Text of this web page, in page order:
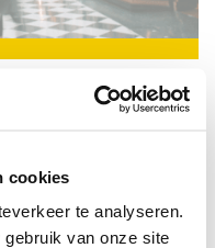
cookies
te analyseren.
van onze site
van een kleine